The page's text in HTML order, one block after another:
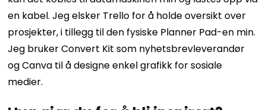
en kabel. Jeg elsker Trello for å holde oversikt over
prosjekter, i tillegg til den fysiske Planner Pad-en min.
Jeg bruker Convert Kit som nyhetsbrevleverandør
og Canva til å designe enkel grafikk for sosiale
medier.